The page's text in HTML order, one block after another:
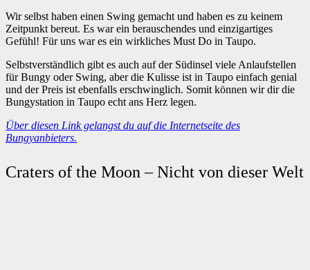
Wir selbst haben einen Swing gemacht und haben es zu keinem
Zeitpunkt bereut. Es war ein berauschendes und einzigartiges
Gefühl! Für uns war es ein wirkliches Must Do in Taupo.
Selbstverständlich gibt es auch auf der Südinsel viele Anlaufstellen
für Bungy oder Swing, aber die Kulisse ist in Taupo einfach genial
und der Preis ist ebenfalls erschwinglich. Somit können wir dir die
Bungystation in Taupo echt ans Herz legen.
Über diesen Link gelangst du auf die Internetseite des
Bungyanbieters.
Craters of the Moon – Nicht von dieser Welt